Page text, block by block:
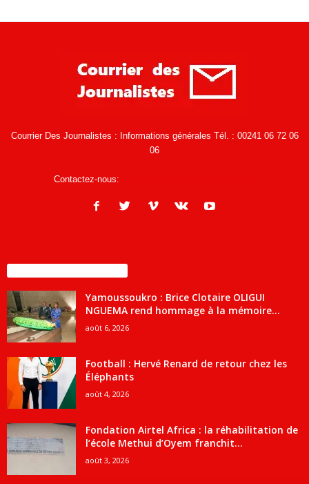
Courrier Des Journalistes : Informations générales Tél. : 00241 06 72 06
06
Contactez-nous:
Yamoussoukro : Brice Clotaire OLIGUI
NGUEMA rend hommage à la mémoire...
août 6, 2026
Football : Hervé Renard de retour chez les
Éléphants
août 4, 2026
Fondation Airtel Africa : la réhabilitation de
l’école Methui d’Oyem franchit...
août 3, 2026